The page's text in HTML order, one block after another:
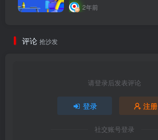
2年前
评论 抢沙发
请登录后发表评论
登录 注册
社交账号登录